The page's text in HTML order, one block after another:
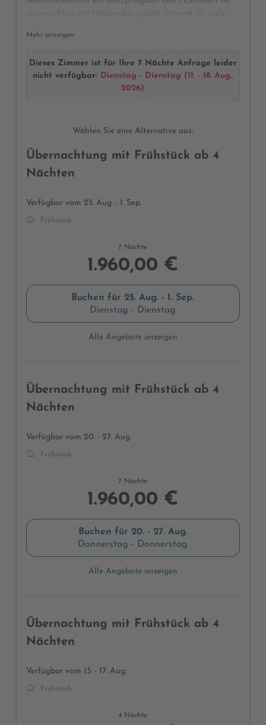
Dusche und getrenntes WC, Föhn, Kosmetikspiegel,
Radio, Telefon, Safe, Sat-TV, Balkon auf der Nordseite
mit Blick auf den Seeberg
Mehr anzeigen
Dieses Zimmer ist für Ihre 7 Nächte Anfrage leider
nicht verfügbar: Dienstag - Dienstag ( 11. - 18. Aug.,
2026)
Wählen Sie eine Alternative aus:
Übernachtung mit Frühstück ab 4
Nächten
Verfügbar vom 25. Aug. - 1. Sep.
Frühstück
7 Nächte
1.960,00 €
Buchen für25. Aug. - 1. Sep.
Dienstag - Dienstag
Alle Angebote anzeigen
Übernachtung mit Frühstück ab 4
Nächten
Verfügbar vom 20. - 27. Aug.
Frühstück
7 Nächte
1.960,00 €
Buchen für 20. - 27. Aug.
Donnerstag - Donnerstag
Alle Angebote anzeigen
Übernachtung mit Frühstück ab 4
Nächten
Verfügbar vom 13. - 17. Aug.
Frühstück
4 Nächte